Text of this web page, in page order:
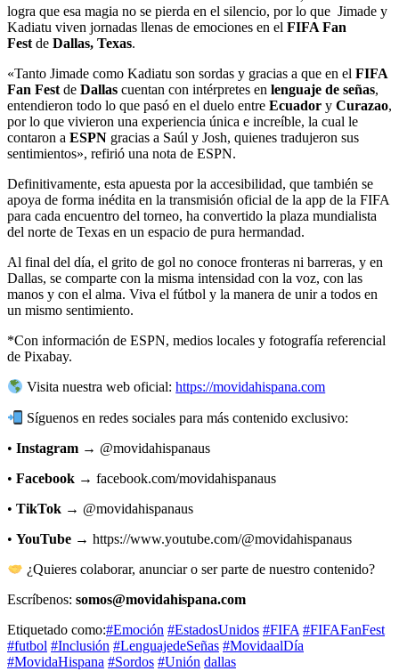
logra que esa magia no se pierda en el silencio, por lo que Jimade y
Kadiatu viven jornadas llenas de emociones en el FIFA Fan
Fest de Dallas, Texas.
«Tanto Jimade como Kadiatu son sordas y gracias a que en el FIFA
Fan Fest de Dallas cuentan con intérpretes en lenguaje de señas,
entendieron todo lo que pasó en el duelo entre Ecuador y Curazao,
por lo que vivieron una experiencia única e increíble, la cual le
contaron a ESPN gracias a Saúl y Josh, quienes tradujeron sus
sentimientos», refirió una nota de ESPN.
Definitivamente, esta apuesta por la accesibilidad, que también se
apoya de forma inédita en la transmisión oficial de la app de la FIFA
para cada encuentro del torneo, ha convertido la plaza mundialista
del norte de Texas en un espacio de pura hermandad.
Al final del día, el grito de gol no conoce fronteras ni barreras, y en
Dallas, se comparte con la misma intensidad con la voz, con las
manos y con el alma. Viva el fútbol y la manera de unir a todos en
un mismo sentimiento.
*Con información de ESPN, medios locales y fotografía referencial
de Pixabay.
Visita nuestra web oficial:https://movidahispana.com
Síguenos en redes sociales para más contenido exclusivo:
• Instagram → @movidahispanaus
• Facebook → facebook.com/movidahispanaus
• TikTok → @movidahispanaus
• YouTube → https://www.youtube.com/@movidahispanaus
¿Quieres colaborar, anunciar o ser parte de nuestro contenido?
Escríbenos: somos@movidahispana.com
Etiquetado como:#Emoción #EstadosUnidos #FIFA #FIFAFanFest
#futbol #Inclusión #LenguajedeSeñas #MovidaalDía
#MovidaHispana #Sordos #Unión dallas